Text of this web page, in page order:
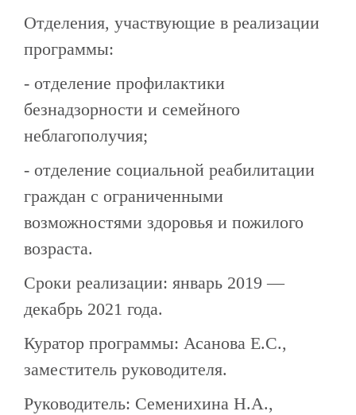
Отделения, участвующие в реализации
программы:
- отделение профилактики
безнадзорности и семейного
неблагополучия;
- отделение социальной реабилитации
граждан с ограниченными
возможностями здоровья и пожилого
возраста.
Сроки реализации: январь 2019 —
декабрь 2021 года.
Куратор программы: Асанова Е.С.,
заместитель руководителя.
Руководитель: Семенихина Н.А.,